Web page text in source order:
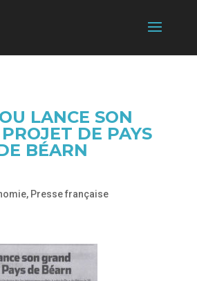
LANCE SON
DE PAYS
BÉARN
, Presse française